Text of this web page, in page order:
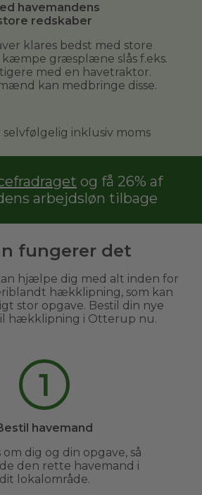
havemandens
redskaber
klares bedst med store
kæmpe græsplæne slås f.eks.
med en havetraktor.
kan medbringe disse.
selvfølgelig inklusiv moms
og få 26% af
arbejdsløn tilbage
fungerer det
hjælpe dig med alt inden for
hækklipning, som kan
stor opgave. Bestil din nye
hækklipning i Otterup nu.
1
havemand
dig og din opgave, så
den rette havemand i
dit lokalområde.